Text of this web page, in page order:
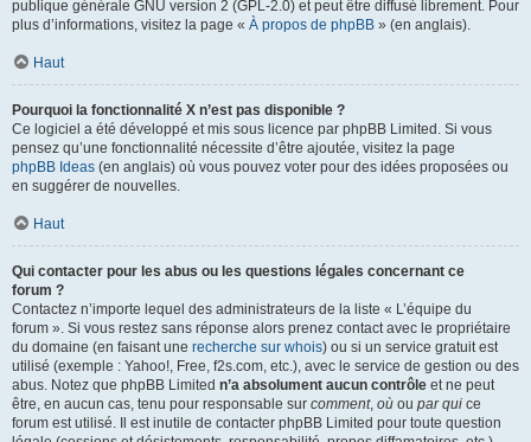
publique générale GNU version 2 (GPL-2.0) et peut être diffusé librement. Pour
plus d’informations, visitez la page « À propos de phpBB » (en anglais).
Haut
Pourquoi la fonctionnalité X n’est pas disponible ?
Ce logiciel a été développé et mis sous licence par phpBB Limited. Si vous
pensez qu’une fonctionnalité nécessite d’être ajoutée, visitez la page
phpBB Ideas (en anglais) où vous pouvez voter pour des idées proposées ou
en suggérer de nouvelles.
Haut
Qui contacter pour les abus ou les questions légales concernant ce
forum ?
Contactez n’importe lequel des administrateurs de la liste « L’équipe du
forum ». Si vous restez sans réponse alors prenez contact avec le propriétaire
du domaine (en faisant une recherche sur whois) ou si un service gratuit est
utilisé (exemple : Yahoo!, Free, f2s.com, etc.), avec le service de gestion ou des
abus. Notez que phpBB Limited n’a absolument aucun contrôle et ne peut
être, en aucun cas, tenu pour responsable sur comment, où ou par qui ce
forum est utilisé. Il est inutile de contacter phpBB Limited pour toute question